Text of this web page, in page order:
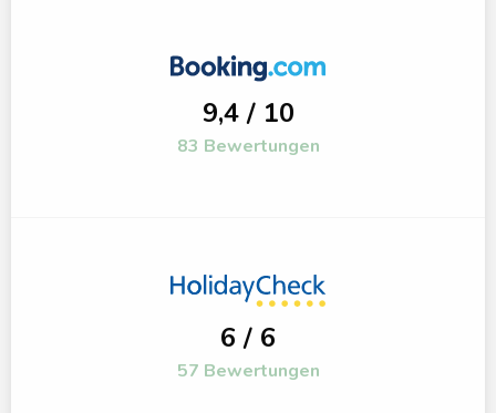
9,4 / 10
83 Bewertungen
6 / 6
57 Bewertungen